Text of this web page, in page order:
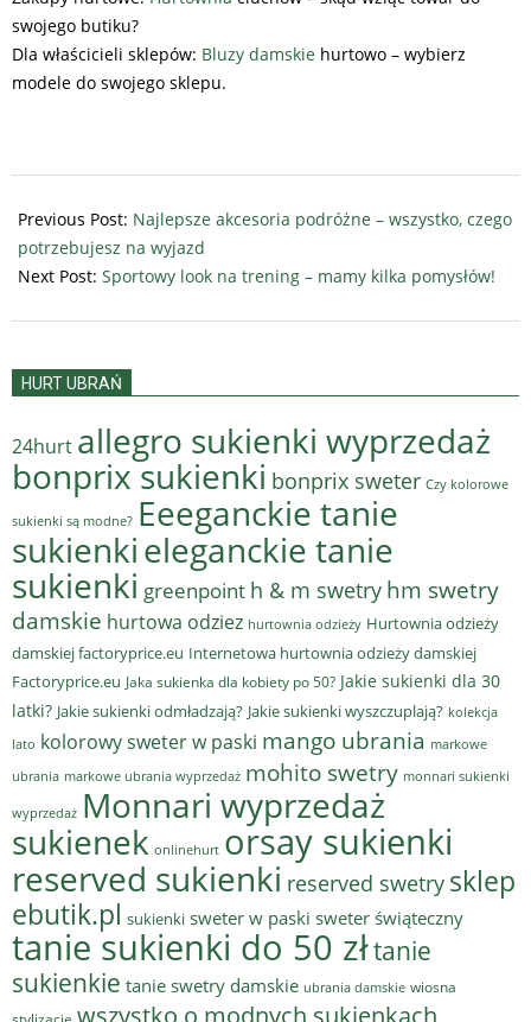
swojego butiku?
Dla właścicieli sklepów: Bluzy damskie hurtowo – wybierz
modele do swojego sklepu.
07-
25
Previous Post: Najlepsze akcesoria podróżne – wszystko, czego
potrzebujesz na wyjazd
Next Post: Sportowy look na trening – mamy kilka pomysłów!
HURT UBRAŃ
24hurt allegro sukienki wyprzedaż
bonprix sukienki bonprix sweter Czy kolorowe
sukienki są modne? Eeeganckie tanie
sukienkieleganckie tanie
sukienki greenpoint h & m swetry hm swetry
damskie hurtowa odziez hurtownia odzieży Hurtownia odzieży
damskiej factoryprice.eu Internetowa hurtownia odzieży damskiej
Factoryprice.eu Jaka sukienka dla kobiety po 50? Jakie sukienki dla 30
latki? Jakie sukienki odmładzają? Jakie sukienki wyszczuplają? kolekcja
lato kolorowy sweter w paski mango ubrania markowe
ubrania markowe ubrania wyprzedaż mohito swetry monnari sukienki
wyprzedaż Monnari wyprzedaż
sukienek onlinehurt orsay sukienki
reserved sukienki reserved swetry sklep
ebutik.pl sukienki sweter w paski sweter świąteczny
tanie sukienki do 50 złtanie
sukienkie tanie swetry damskie ubrania damskie wiosna
wszystko o modnych sukienkach